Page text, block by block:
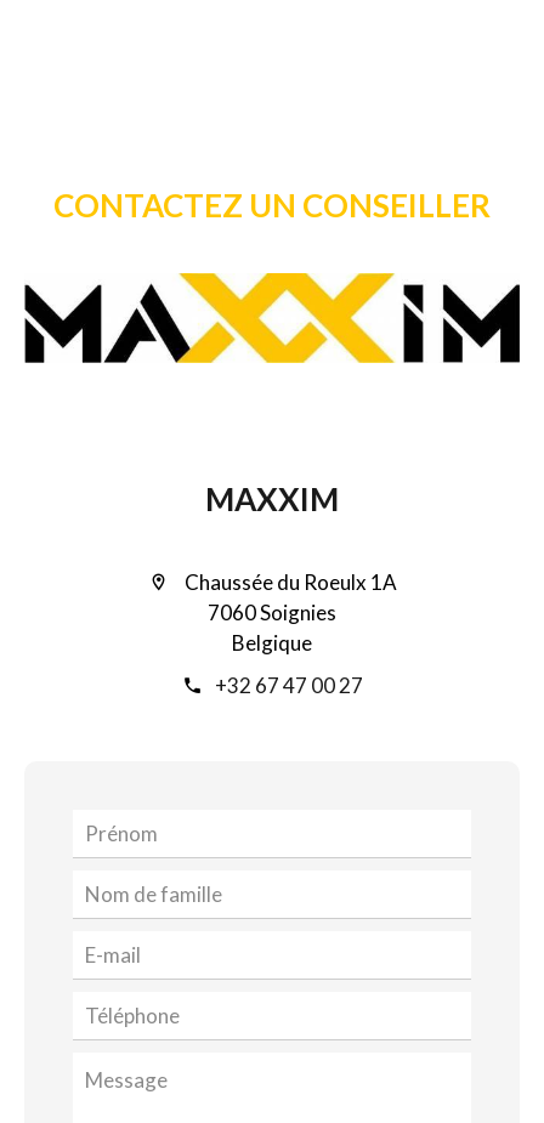
CONTACTEZ UN CONSEILLER
MAXXIM
Chaussée du Roeulx 1A
7060 Soignies
Belgique
+32 67 47 00 27